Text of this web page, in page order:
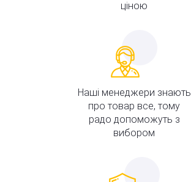
ціною
Наші менеджери знають
про товар все, тому
радо допоможуть з
вибором